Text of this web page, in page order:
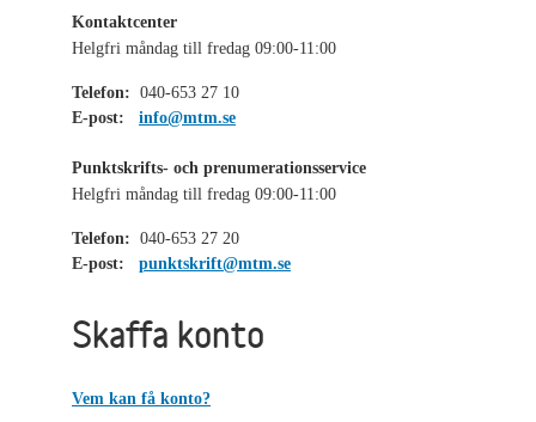
Kontaktcenter
Helgfri måndag till fredag 09:00-11:00
Telefon: 040-653 27 10
E-post:
info@mtm.se
Punktskrifts- och prenumerationsservice
Helgfri måndag till fredag 09:00-11:00
Telefon: 040-653 27 20
E-post:
punktskrift@mtm.se
Skaffa konto
Vem kan få konto?